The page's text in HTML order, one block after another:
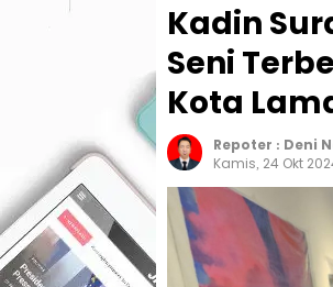
Kadin
Seni
Kota
Repoter : Deni
Kamis, 24 Okt